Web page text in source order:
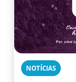
NOTÍCIAS